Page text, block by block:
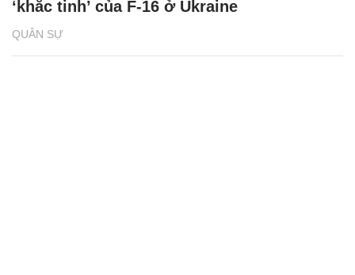
QUÂN SỰ
‘khắc tinh’ của F-16 ở Ukraine